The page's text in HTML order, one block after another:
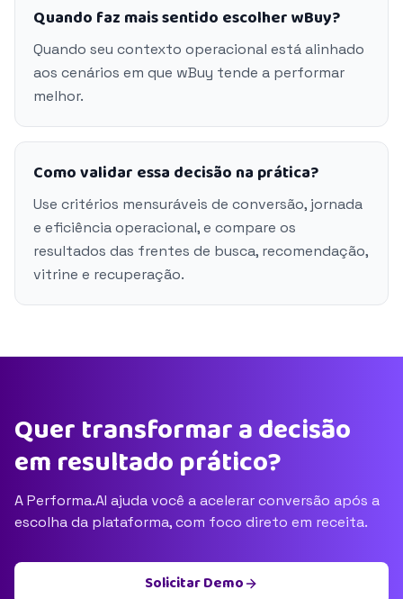
Quando faz mais sentido escolher wBuy?
Quando seu contexto operacional está alinhado
aos cenários em que wBuy tende a performar
melhor.
Como validar essa decisão na prática?
Use critérios mensuráveis de conversão, jornada
e eficiência operacional, e compare os
resultados das frentes de busca, recomendação,
vitrine e recuperação.
Quer transformar a decisão
em resultado prático?
A Performa.AI ajuda você a acelerar conversão após a
escolha da plataforma, com foco direto em receita.
Solicitar Demo